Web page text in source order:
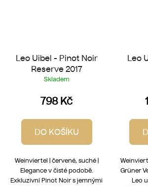
Leo Uibel - Pinot Noir
Reserve 2017
Skladem
798 Kč
DO KOŠÍKU
Weinviertel | červené, suché |
Elegance v čisté podobě.
Exkluzivní Pinot Noir s jemnými
Leo
Grüner
Leo